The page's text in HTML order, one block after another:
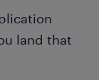
land that